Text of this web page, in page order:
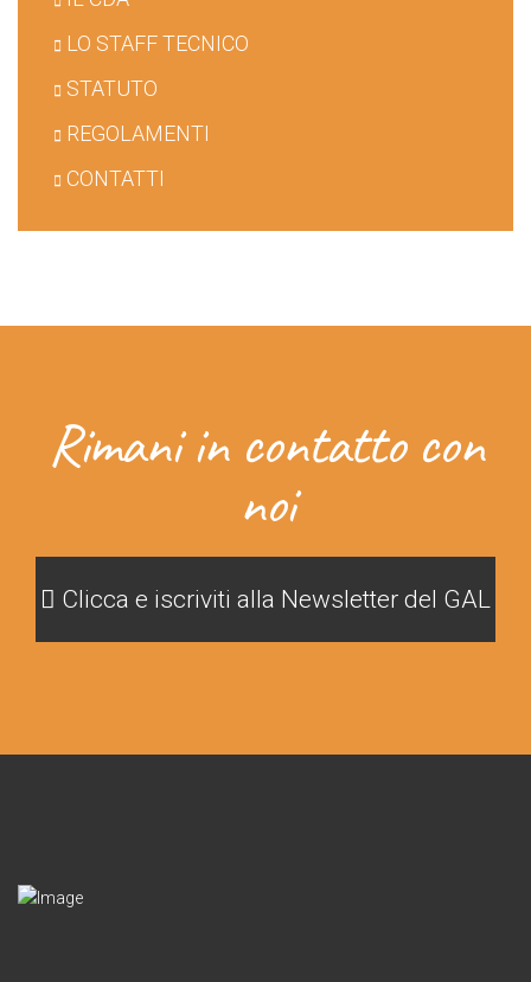
LO STAFF TECNICO
STATUTO
REGOLAMENTI
CONTATTI
Rimani in contatto con
noi
Clicca e iscriviti alla Newsletter del GAL